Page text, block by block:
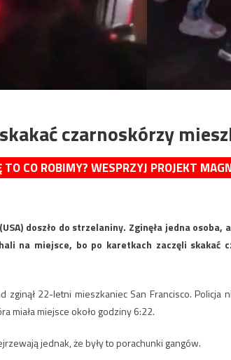
czarnoskórzy
TO CO ROBIMY? WESPRZYJ PROJEKT
doszło do strzelaniny. Zginęła jedna
na miejsce, bo po karetkach zaczęli skakać
22-letni mieszkaniec San Francisco. Policja
miała miejsce około godziny 6:22.
jednak, że były to porachunki gangów.